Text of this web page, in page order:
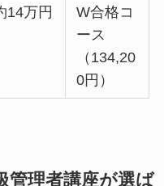
14万円
W合格コ
ース
（134,20
0円）
管理者講座が選ば